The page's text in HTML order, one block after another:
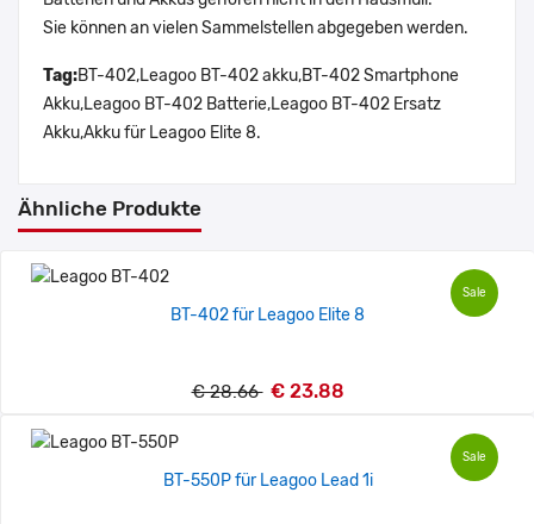
Sie können an vielen Sammelstellen abgegeben werden.
Tag:BT-402,Leagoo BT-402 akku,BT-402 Smartphone
Akku,Leagoo BT-402 Batterie,Leagoo BT-402 Ersatz
Akku,Akku für Leagoo Elite 8.
Ähnliche Produkte
Sale
BT-402 für Leagoo Elite 8
€ 28.66 € 23.88
Sale
BT-550P für Leagoo Lead 1i